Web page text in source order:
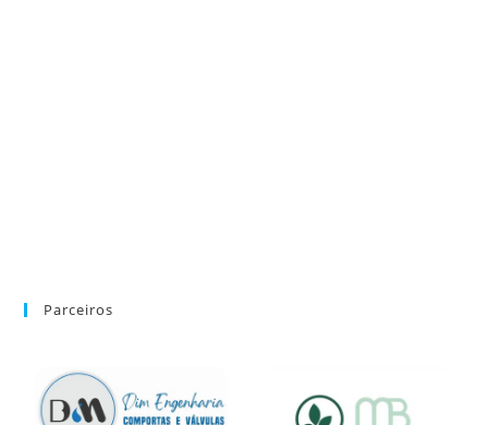
Parceiros